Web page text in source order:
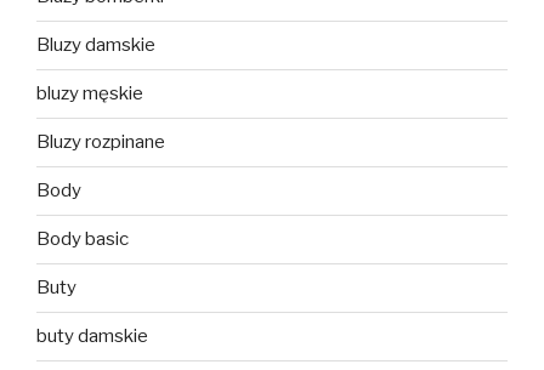
Bluzy damskie
bluzy męskie
Bluzy rozpinane
Body
Body basic
Buty
buty damskie